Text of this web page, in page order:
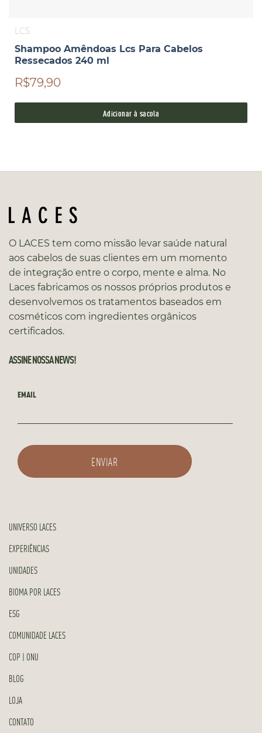
LCS
Shampoo Amêndoas Lcs Para Cabelos
Ressecados 240 ml
R$79,90
Adicionar à sacola
O LACES tem como missão levar saúde natural
aos cabelos de suas clientes em um momento
de integração entre o corpo, mente e alma. No
Laces fabricamos os nossos próprios produtos e
desenvolvemos os tratamentos baseados em
cosméticos com ingredientes orgânicos
certificados.
ASSINE NOSSA NEWS!
EMAIL
UNIVERSO LACES
EXPERIÊNCIAS
UNIDADES
BIOMA POR LACES
ESG
COMUNIDADE LACES
COP | ONU
BLOG
LOJA
CONTATO